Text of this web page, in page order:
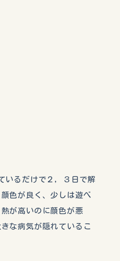
いるだけで２，３日で解
色が良く、少しは遊べ
が高いのに顔色が悪
な病気が隠れているこ